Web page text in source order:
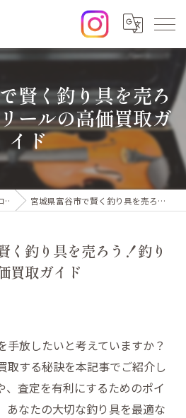
賢く釣り具を売ろ
ールの高価買取ガ
イド
ム 宮城県富谷市で賢く釣り具を売ろう！釣り竿とリールの高価買取ガイド
く釣り具を売ろう！釣り
買取ガイド
手放したいと考えていますか？
取する秘訣を本記事でご紹介し
、査定を有利にするためのポイ
あなたの大切な釣り具を最適な